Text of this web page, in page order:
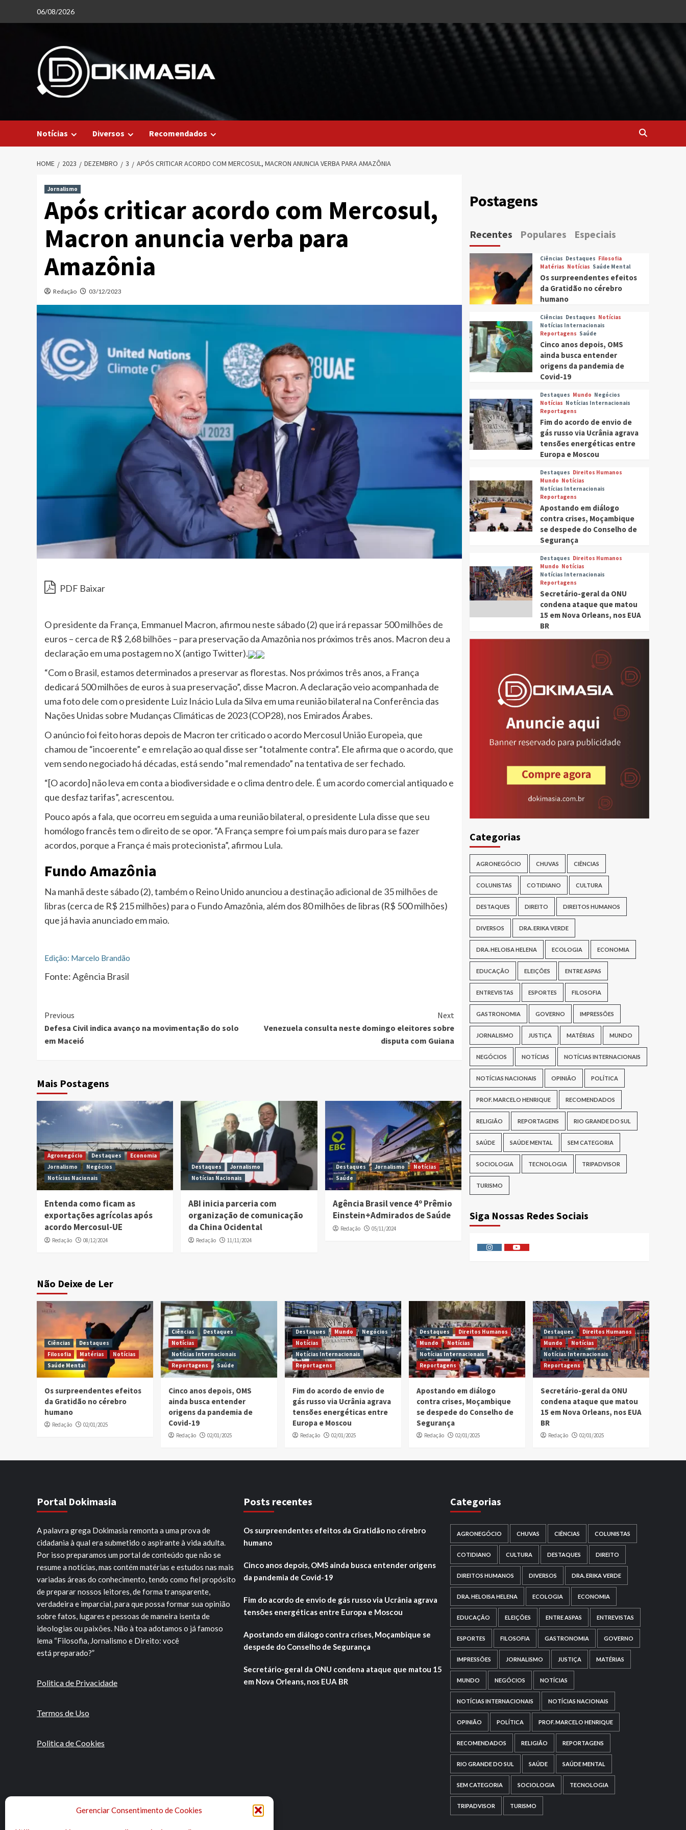
Gerenciar Consentimento de Cookies
06/08/2026
Notícias Diversos Recomendados
HOME 2023 DEZEMBRO 3 APÓS CRITICAR ACORDO COM MERCOSUL, MACRON ANUNCIA VERBA PARA AMAZÔNIA
Jornalismo
Após criticar acordo com Mercosul,
Macron anuncia verba para
Amazônia
Redação 03/12/2023
PDF Baixar
O presidente da França, Emmanuel Macron, afirmou neste sábado (2) que irá repassar 500 milhões de
euros – cerca de R$ 2,68 bilhões – para preservação da Amazônia nos próximos três anos. Macron deu a
declaração em uma postagem no X (antigo Twitter).
“Com o Brasil, estamos determinados a preservar as florestas. Nos próximos três anos, a França
dedicará 500 milhões de euros à sua preservação”, disse Macron. A declaração veio acompanhada de
uma foto dele com o presidente Luiz Inácio Lula da Silva em uma reunião bilateral na Conferência das
Nações Unidas sobre Mudanças Climáticas de 2023 (COP28), nos Emirados Árabes.
O anúncio foi feito horas depois de Macron ter criticado o acordo Mercosul União Europeia, que
chamou de “incoerente” e em relação ao qual disse ser “totalmente contra”. Ele afirma que o acordo, que
vem sendo negociado há décadas, está sendo “mal remendado” na tentativa de ser fechado.
“[O acordo] não leva em conta a biodiversidade e o clima dentro dele. É um acordo comercial antiquado e
que desfaz tarifas”, acrescentou.
Pouco após a fala, que ocorreu em seguida a uma reunião bilateral, o presidente Lula disse que seu
homólogo francês tem o direito de se opor. “A França sempre foi um país mais duro para se fazer
acordos, porque a França é mais protecionista”, afirmou Lula.
Fundo Amazônia
Na manhã deste sábado (2), também o Reino Unido anunciou a destinação adicional de 35 milhões de
libras (cerca de R$ 215 milhões) para o Fundo Amazônia, além dos 80 milhões de libras (R$ 500 milhões)
que já havia anunciado em maio.
Edição: Marcelo Brandão
Fonte: Agência Brasil
Continue
Reading
Previous
Defesa Civil indica avanço na movimentação do solo
em Maceió
Next
Venezuela consulta neste domingo eleitores sobre
disputa com Guiana
Mais Postagens
Agronegócio Destaques
Economia
Jornalismo
Negócios
Notícias Nacionais
Entenda como ficam as
exportações agrícolas após
acordo Mercosul-UE
Redação 08/12/2024
Destaques
Jornalismo
Notícias Nacionais
ABI inicia parceria com
organização de comunicação
da China Ocidental
Redação 11/11/2024
Destaques Jornalismo
Notícias
Saúde
Agência Brasil vence 4º Prêmio
Einstein+Admirados de Saúde
Redação 05/11/2024
Postagens
Recentes Populares Especiais
Ciências Destaques Filosofia
Matérias Notícias Saúde Mental
Os surpreendentes efeitos
da Gratidão no cérebro
humano
Ciências Destaques Notícias
Notícias Internacionais
Reportagens Saúde
Cinco anos depois, OMS
ainda busca entender
origens da pandemia de
Covid-19
Destaques Mundo Negócios
Notícias Notícias Internacionais
Reportagens
Fim do acordo de envio de
gás russo via Ucrânia agrava
tensões energéticas entre
Europa e Moscou
Destaques Direitos Humanos
Mundo Notícias
Notícias Internacionais
Reportagens
Apostando em diálogo
contra crises, Moçambique
se despede do Conselho de
Segurança
Destaques Direitos Humanos
Mundo Notícias
Notícias Internacionais
Reportagens
Secretário-geral da ONU
condena ataque que matou
15 em Nova Orleans, nos EUA
BR
Categorias
AGRONEGÓCIO CHUVAS CIÊNCIAS
COLUNISTAS COTIDIANO CULTURA
DESTAQUES DIREITO DIREITOS HUMANOS
DIVERSOS DRA. ERIKA VERDE
DRA. HELOISA HELENA ECOLOGIA ECONOMIA
EDUCAÇÃO ELEIÇÕES ENTRE ASPAS
ENTREVISTAS ESPORTES FILOSOFIA
GASTRONOMIA GOVERNO IMPRESSÕES
JORNALISMO JUSTIÇA MATÉRIAS MUNDO
NEGÓCIOS NOTÍCIAS NOTÍCIAS INTERNACIONAIS
NOTÍCIAS NACIONAIS OPINIÃO POLÍTICA
PROF. MARCELO HENRIQUE RECOMENDADOS
RELIGIÃO REPORTAGENS RIO GRANDE DO SUL
SAÚDE SAÚDE MENTAL SEM CATEGORIA
SOCIOLOGIA TECNOLOGIA TRIPADVISOR
TURISMO
Siga Nossas Redes Sociais
InstagramYoutube
Não Deixe de Ler
Ciências
Destaques
Filosofia
Matérias
Notícias
Saúde Mental
Os surpreendentes efeitos
da Gratidão no cérebro
humano
Redação 02/01/2025
Ciências
Destaques
Notícias
Notícias Internacionais
Reportagens
Saúde
Cinco anos depois, OMS
ainda busca entender
origens da pandemia de
Covid-19
Redação 02/01/2025
Destaques Mundo
Negócios
Notícias
Notícias Internacionais
Reportagens
Fim do acordo de envio de
gás russo via Ucrânia agrava
tensões energéticas entre
Europa e Moscou
Redação 02/01/2025
Destaques
Direitos Humanos
Mundo
Notícias
Notícias Internacionais
Reportagens
Apostando em diálogo
contra crises, Moçambique
se despede do Conselho de
Segurança
Redação 02/01/2025
Destaques
Direitos Humanos
Mundo
Notícias
Notícias Internacionais
Reportagens
Secretário-geral da ONU
condena ataque que matou
15 em Nova Orleans, nos EUA
BR
Redação 02/01/2025
Portal Dokimasia
A palavra grega Dokimasia remonta a uma prova de
cidadania à qual era submetido o aspirante à vida adulta.
Por isso preparamos um portal de conteúdo que não se
resume a notícias, mas contém matérias e estudos nas mais
variadas áreas do conhecimento, tendo como fiel propósito
de preparar nossos leitores, de forma transparente,
verdadeira e imparcial, para que possa formar sua opinião
sobre fatos, lugares e pessoas de maneira isenta de
ideologias ou paixões. Não à toa adotamos o já famoso
lema “Filosofia, Jornalismo e Direito: você
está preparado?”
Politica de Privacidade
Termos de Uso
Politica de Cookies
Posts recentes
Os surpreendentes efeitos da Gratidão no cérebro
humano
Cinco anos depois, OMS ainda busca entender origens
da pandemia de Covid-19
Fim do acordo de envio de gás russo via Ucrânia agrava
tensões energéticas entre Europa e Moscou
Apostando em diálogo contra crises, Moçambique se
despede do Conselho de Segurança
Secretário-geral da ONU condena ataque que matou 15
em Nova Orleans, nos EUA BR
Categorias
AGRONEGÓCIO CHUVAS CIÊNCIAS COLUNISTAS
COTIDIANO CULTURA DESTAQUES DIREITO
DIREITOS HUMANOS DIVERSOS DRA. ERIKA VERDE
DRA. HELOISA HELENA ECOLOGIA ECONOMIA
EDUCAÇÃO ELEIÇÕES ENTRE ASPAS ENTREVISTAS
ESPORTES FILOSOFIA GASTRONOMIA GOVERNO
IMPRESSÕES JORNALISMO JUSTIÇA MATÉRIAS
MUNDO NEGÓCIOS NOTÍCIAS
NOTÍCIAS INTERNACIONAIS NOTÍCIAS NACIONAIS
OPINIÃO POLÍTICA PROF. MARCELO HENRIQUE
RECOMENDADOS RELIGIÃO REPORTAGENS
RIO GRANDE DO SUL SAÚDE SAÚDE MENTAL
SEM CATEGORIA SOCIOLOGIA TECNOLOGIA
TRIPADVISOR TURISMO